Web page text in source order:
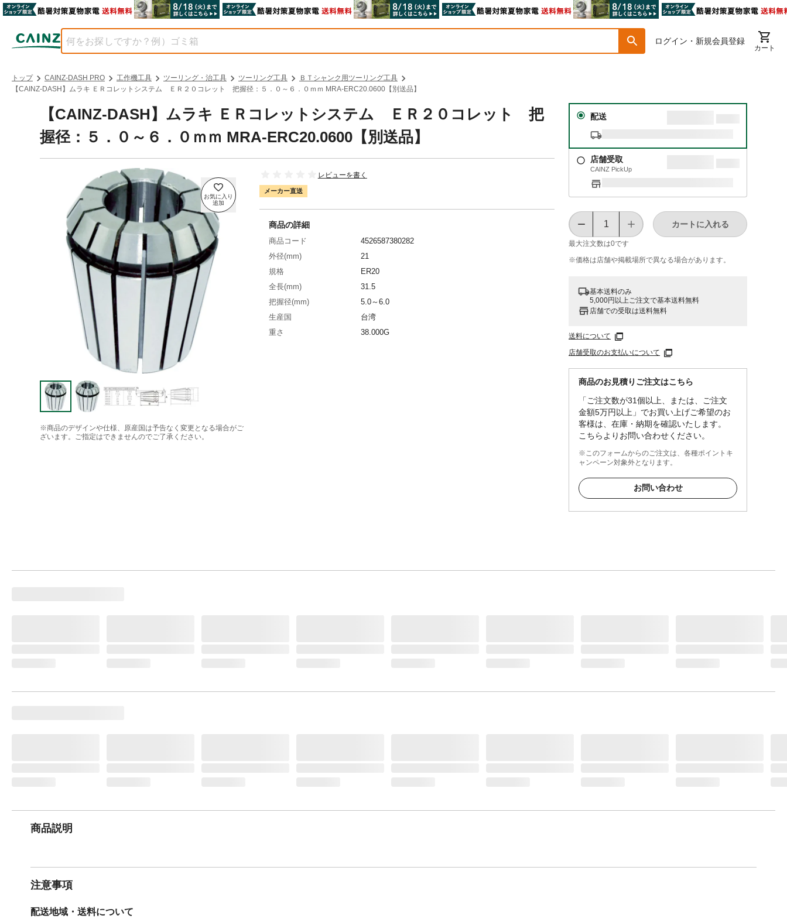
ログイン・新規会員登録
カート
トップ CAINZ-DASH PRO 工作機工具 ツーリング・治工具 ツーリング工具
ＢＴシャンク用ツーリング工具
【CAINZ-DASH】ムラキ ＥＲコレットシステム ＥＲ２０コレット 把握径：５．０～６．０ｍｍ MRA-ERC20.0600【別送品】
【CAINZ-DASH】ムラキ ＥＲコレットシステム ＥＲ２０コレット 把
握径：５．０～６．０ｍｍ MRA-ERC20.0600【別送品】
※商品のデザインや仕様、原産国は予告なく変更となる場合がご
ざいます。ご指定はできませんのでご了承ください。
レビューを書く
メーカー直送
配送
店舗受取
CAINZ PickUp
最大注文数は0です
カートに入れる
※価格は​店舗や​掲載場所で​異なる​場合が​あります。
基本送料のみ
5,000円以上ご注文で基本送料無料
店舗での受取は送料無料
送料について
店舗受取のお支払いについて
商品のお見積りご注文はこちら
「ご注文数が31個以上、または、ご注文
金額5万円以上」でお買い上げご希望のお
客様は、在庫・納期を確認いたします。
こちらよりお問い合わせください。
※このフォームからのご注文は、各種ポイントキ
ャンペーン対象外となります。
お問い合わせ
商品の詳細
商品コード
4526587380282
外径(mm)
21
規格
ER20
全長(mm)
31.5
把握径(mm)
5.0～6.0
生産国
台湾
重さ
38.000G
商品説明
注意事項
配送地域・送料について